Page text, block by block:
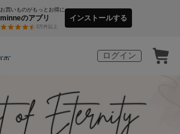
お買いものがもっとお得に
minneのアプリ
3万件以上
インストールする
ログイン